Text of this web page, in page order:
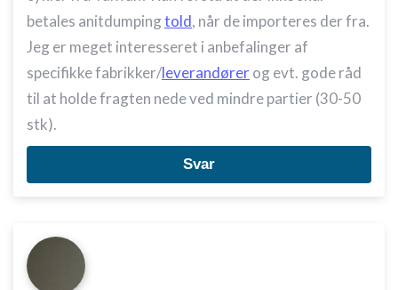
betales anitdumpingtold, når de importeres der fra.
Jeg er meget interesseret i anbefalinger af
specifikke fabrikker/leverandørerog evt. gode råd
til at holde fragten nede ved mindre partier (30-50
stk).
Svar